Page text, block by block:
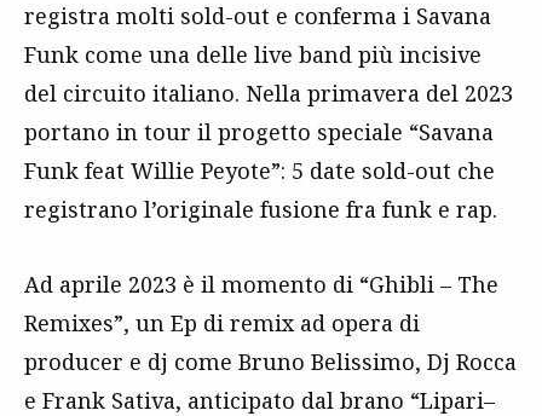
registra molti sold-out e conferma i Savana
Funk come una delle live band più incisive
del circuito italiano. Nella primavera del 2023
portano in tour il progetto speciale “Savana
Funk feat Willie Peyote”: 5 date sold-out che
registrano l’originale fusione fra funk e rap.
Ad aprile 2023 è il momento di “Ghibli – The
Remixes”, un Ep di remix ad opera di
producer e dj come Bruno Belissimo, Dj Rocca
e Frank Sativa, anticipato dal brano “Lipari–